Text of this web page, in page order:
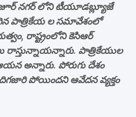
నగర్ లోని టీయూడబ్ల్యూజే
పాత్రికేయ ల సమావేశంలో
రాష్ట్రంలోని కెసిఆర్
రాస్తున్నాయన్నారు. పాత్రికేయుల
అన్నారు. పోరుగు దేశం
పోయిందని ఆవేదన వ్యక్తం